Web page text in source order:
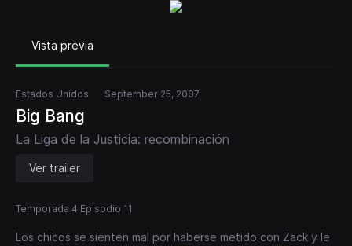
Vista previa
Estados Unidos September 25, 2007
Big Bang
La Liga de la Justicia: recombinación
Ver trailer
Temporada 4 Episodio 11
Los chicos se sienten mal por haberse metido con Zack y le